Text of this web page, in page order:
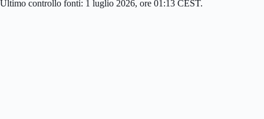
Ultimo controllo fonti: 1 luglio 2026, ore 01:13 CEST.